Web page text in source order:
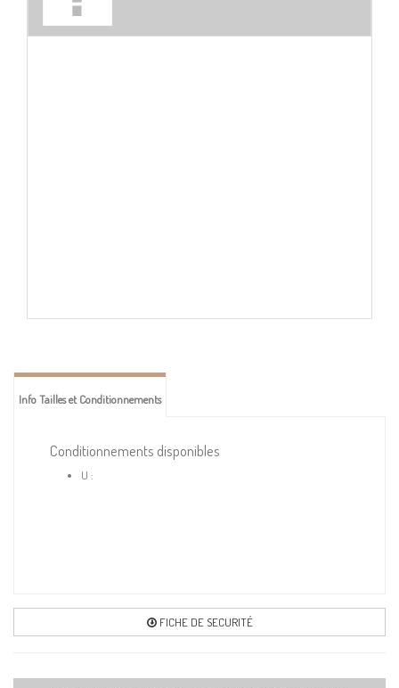
Info Tailles et Conditionnements
Conditionnements disponibles
U :
FICHE DE SECURITÉ